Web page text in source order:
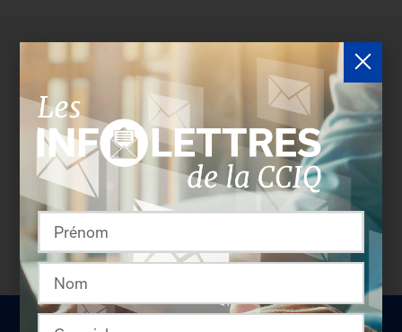
Délégués de l'entreprise
Les entreprises membres peuvent bénéficier d’une
version plus détaillée du répertoire via leur espace
sécurisé.Connectez-vousafin de consulter le
profil complet des entreprises incluant les
coordonnées des délégués inscrits. Vous n'êtes
pas membre? N'attendez plus et
devenez membre!